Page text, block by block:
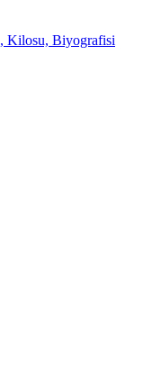
Kilosu, Biyografisi